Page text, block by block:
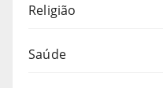
Religião
Saúde